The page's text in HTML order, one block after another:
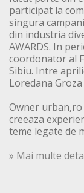
participat la
singura
din industria
AWARDS. In
coordonator al
Sibiu. Intre
Loredana
Owner
creeaza
teme legate de
» Mai multe